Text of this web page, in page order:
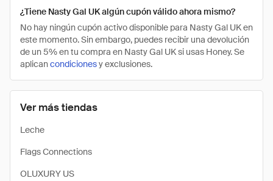
Ver más tiendas
Leche
Flags Connections
OLUXURY US
¿Tiene Nasty Gal UK algún cupón válido ahora mismo?
No hay ningún cupón activo disponible para Nasty Gal UK en
este momento. Sin embargo, puedes recibir una devolución
de un 5% en tu compra en Nasty Gal UK si usas Honey. Se
aplicancondicionesy exclusiones.